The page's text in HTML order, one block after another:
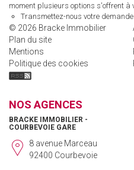
moment plusieurs options s'offrent à
Transmettez-nous votre demande
© 2026 Bracke Immobilier
Plan du site
Mentions
Politique des cookies
NOS AGENCES
BRACKE IMMOBILIER -
COURBEVOIE GARE
8 avenue Marceau
92400 Courbevoie